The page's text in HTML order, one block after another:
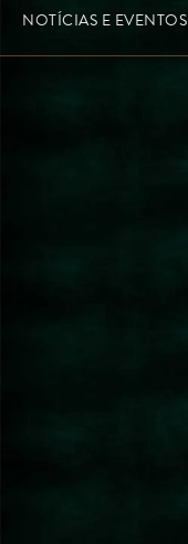
NOTÍCIAS E EVENTOS